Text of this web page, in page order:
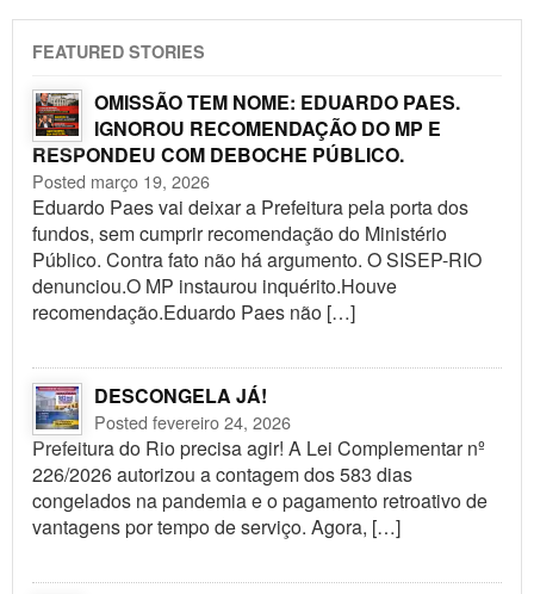
FEATURED STORIES
OMISSÃO TEM NOME: EDUARDO PAES.
IGNOROU RECOMENDAÇÃO DO MP E
RESPONDEU COM DEBOCHE PÚBLICO.
Posted março 19, 2026
Eduardo Paes vai deixar a Prefeitura pela porta dos
fundos, sem cumprir recomendação do Ministério
Público. Contra fato não há argumento. O SISEP-RIO
denunciou.O MP instaurou inquérito.Houve
recomendação.Eduardo Paes não […]
DESCONGELA JÁ!
Posted fevereiro 24, 2026
Prefeitura do Rio precisa agir! A Lei Complementar nº
226/2026 autorizou a contagem dos 583 dias
congelados na pandemia e o pagamento retroativo de
vantagens por tempo de serviço. Agora, […]